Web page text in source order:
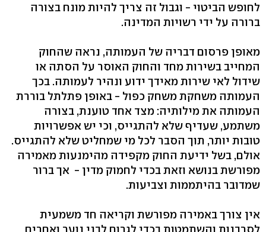
לחופש הביטוי - וגבול זה צריך להיות מונח בצורה
ברורה על ידי רשויות המדינה.
מאופן פרסום דבריה של העמותה, נראה שהחוק
המחייב בשירות מחד והחוק האוסר על הסתה או
שידול לאי שירות מאידך ידוע ונהיר לעמותה. בכך
העמותה משחקת משחק כפול - באופן פתלתל בוררת
העמותה את מילותיה: מצד אחד טוענת, בצורה
משתמע, שעדיף שלא להתגייס, וכי יש אפשרויות
טובות יותר, תוך הסבר לכל מי שמחליט שלא להתגייס.
אולם, בשל ידיעת החוק מקפידה מהימנעות מאמירה
מפורשת בנושא וזאת בכדי לחמוק מדין - אך ברור
שמדובר בהיתממות וצביעות.
אין צורך באמירה מפורשת וקריאה חד משמעית